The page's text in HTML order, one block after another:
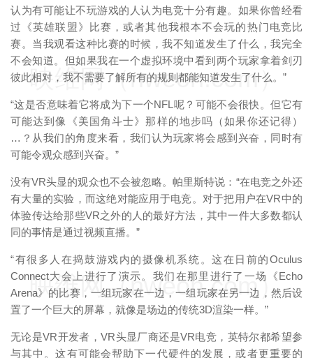
认为有可能让不玩游戏的人认为电竞十分有趣。如果你曾经看
过《英雄联盟》比赛，或者其他我根本不会玩的热门电竞比
赛。当我观看这种比赛的时候，我不知道发生了什么，我完全
不会知道。但如果我在一个虚拟环境中看到两个玩家拿着剑刃
彼此相对，我不需要了解所有的规则都能知道发生了什么。”
“这是否意味着它将成为下一个NFL呢？可能不会很快。但它有
可能达到像《美国角斗士》那样的地步吗（如果你还记得）
…？从我们的角度来看，我们认为玩家将会感到兴奋，同时有
可能令观众感到兴奋。”
没有VR头显的观众也不会被忽略。帕里斯特说：“在电竞之外还
有大量的实验，而这绝对能应用于电竞。对于把用户在VR中的
体验传达给那些VR之外的人的最好方法，其中一件大多数都认
同的事情是通过视频直播。”
“有很多人在捣鼓游戏内的摄像机系统。这在日前的Oculus
Connect大会上进行了演示。我们在那里进行了一场《Echo
Arena》的比赛，一组玩家在一边，一组玩家在另一边，然后设
置了一个巨大的屏幕，就像是场边的传统3D渲染一样。”
无论是VR开发者，VR头显厂商还是VR电竞，英特尔都希望参
与其中。这有可能会帮助下一代硬件的发展，或者更重要的
映维网（nweon.com）
映维网（nweon.com）